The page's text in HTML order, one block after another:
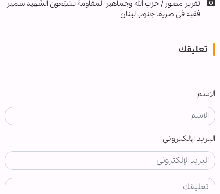
تقرير مصور / حزب الله وجماهير المقاومة يشيّعون الشّهيد سمير
فقيه في صريفا جنوب لبنان
تعليقك
الاسم
البريد الإلكتروني